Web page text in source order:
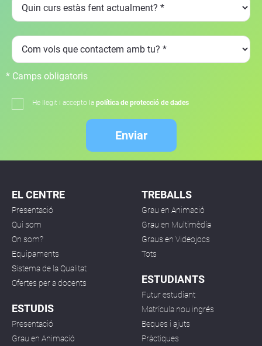
* Camps obligatoris
He llegit i accepto la política de protecció de dades
Enviar
EL CENTRE
Presentació
Qui som
On som?
Equipaments
Sistema de la Qualitat
Ofertes per a docents
ESTUDIS
Presentació
Grau en Animació
TREBALLS
Grau en Animació
Grau en Multimèdia
Graus en Videojocs
Tots
ESTUDIANTS
Futur estudiant
Matrícula nou ingrés
Beques i ajuts
Pràctiques